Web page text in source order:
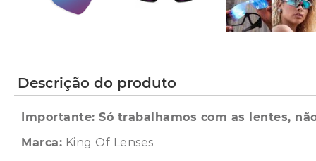
Descrição do produto
Importante: Só trabalhamos com as lentes,
Marca: King Of Lenses